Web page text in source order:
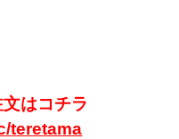
はコチラ
teretama